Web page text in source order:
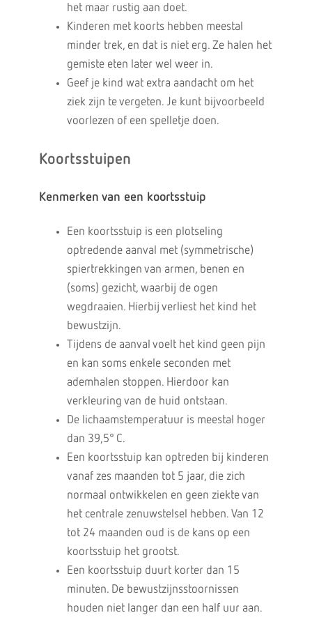
het maar rustig aan doet.
Kinderen met koorts hebben meestal
minder trek, en dat is niet erg. Ze halen het
gemiste eten later wel weer in.
Geef je kind wat extra aandacht om het
ziek zijn te vergeten. Je kunt bijvoorbeeld
voorlezen of een spelletje doen.
Koortsstuipen
Kenmerken van een koortsstuip
Een koortsstuip is een plotseling
optredende aanval met (symmetrische)
spiertrekkingen van armen, benen en
(soms) gezicht, waarbij de ogen
wegdraaien. Hierbij verliest het kind het
bewustzijn.
Tijdens de aanval voelt het kind geen pijn
en kan soms enkele seconden met
ademhalen stoppen. Hierdoor kan
verkleuring van de huid ontstaan.
De lichaamstemperatuur is meestal hoger
dan 39,5° C.
Een koortsstuip kan optreden bij kinderen
vanaf zes maanden tot 5 jaar, die zich
normaal ontwikkelen en geen ziekte van
het centrale zenuwstelsel hebben. Van 12
tot 24 maanden oud is de kans op een
koortsstuip het grootst.
Een koortsstuip duurt korter dan 15
minuten. De bewustzijnsstoornissen
houden niet langer dan een half uur aan.